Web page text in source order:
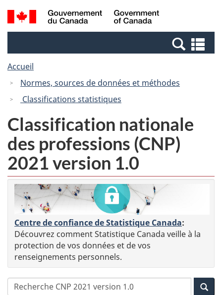
Passer
au
Passer
à
Canada
Recherche
et
et
Accueil
Normes, sources de données et méthodes
Classifications statistiques
Classification nationale
des professions (CNP)
2021 version 1.0
Centre de confiance de Statistique Canada:
Découvrez comment Statistique Canada veille à la
protection de vos données et de vos
renseignements personnels.